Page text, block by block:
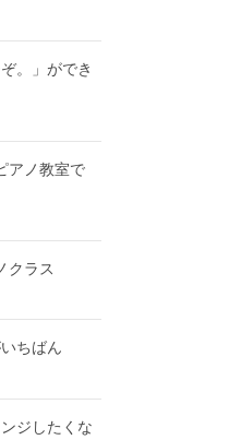
。」ができ
アノ教室で
クラス
ちばん
ジしたくな